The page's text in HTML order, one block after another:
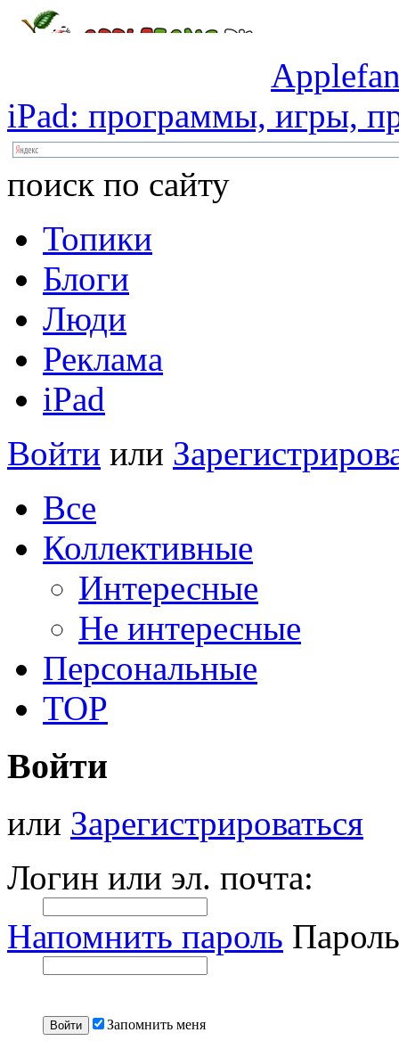
iPad: программы, игры,
поиск по сайту
Топики
Блоги
Люди
Реклама
iPad
Войти или
Все
Коллективные
Интересные
Не интересные
Персональные
TOP
Войти
или Зарегистрироваться
Логин или эл. почта:
Напомнить пароль
Запомнить меня